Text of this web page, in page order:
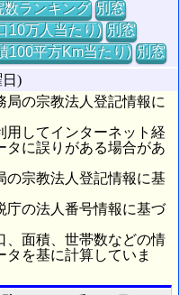
数ランキング 別窓
10万人当たり) 別窓
100平方Km当たり) 別窓
日)
局の宗教法人登記情報に
用してインターネット経
タに誤りがある場合があ
の宗教法人登記情報に基
庁の法人番号情報に基づ
、面積、世帯数などの情
を基に計算していま